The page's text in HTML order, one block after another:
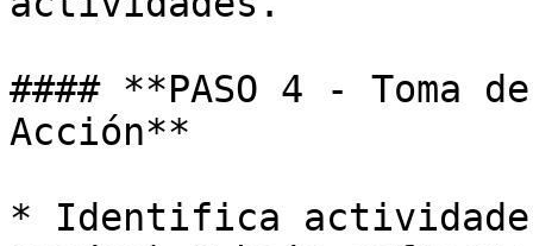
#### **PASO 4 - Toma
Acción**
* Identifica